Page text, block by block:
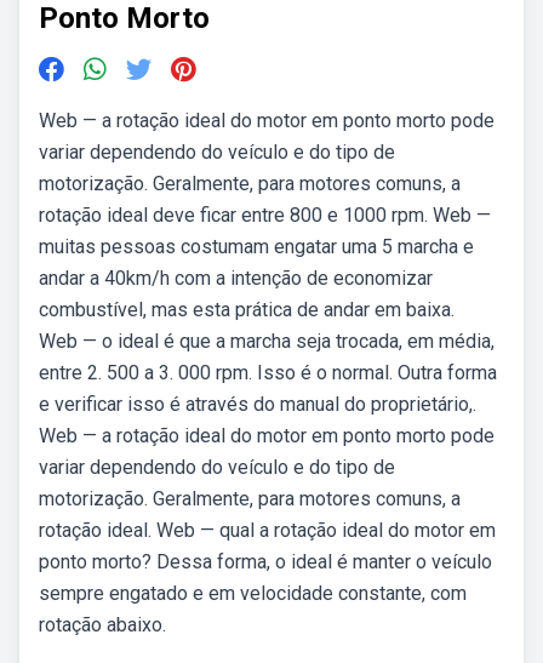
Ponto Morto
Web — a rotação ideal do motor em ponto morto pode
variar dependendo do veículo e do tipo de
motorização. Geralmente, para motores comuns, a
rotação ideal deve ficar entre 800 e 1000 rpm. Web —
muitas pessoas costumam engatar uma 5 marcha e
andar a 40km/h com a intenção de economizar
combustível, mas esta prática de andar em baixa.
Web — o ideal é que a marcha seja trocada, em média,
entre 2. 500 a 3. 000 rpm. Isso é o normal. Outra forma
e verificar isso é através do manual do proprietário,.
Web — a rotação ideal do motor em ponto morto pode
variar dependendo do veículo e do tipo de
motorização. Geralmente, para motores comuns, a
rotação ideal. Web — qual a rotação ideal do motor em
ponto morto? Dessa forma, o ideal é manter o veículo
sempre engatado e em velocidade constante, com
rotação abaixo.